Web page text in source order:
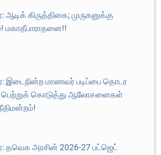
ஆடிக் கிருத்திகை; முருகனுக்கு
மகாதீபாராதனை!!
இடைநின்ற மாணவர் படிப்பை தொடர
பெற்றுக் கொடுத்து ஆலோசனைகள்
தவெக அரசின் 2026-27 பட்ஜெட்